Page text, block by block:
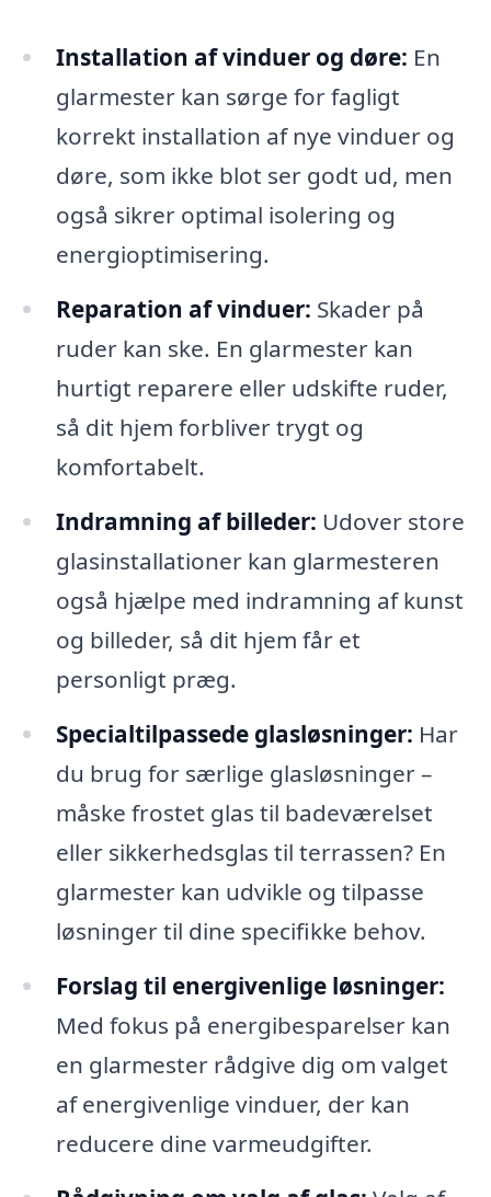
Installation af vinduer og døre: En
glarmester kan sørge for fagligt
korrekt installation af nye vinduer og
døre, som ikke blot ser godt ud, men
også sikrer optimal isolering og
energioptimisering.
Reparation af vinduer: Skader på
ruder kan ske. En glarmester kan
hurtigt reparere eller udskifte ruder,
så dit hjem forbliver trygt og
komfortabelt.
Indramning af billeder: Udover store
glasinstallationer kan glarmesteren
også hjælpe med indramning af kunst
og billeder, så dit hjem får et
personligt præg.
Specialtilpassede glasløsninger: Har
du brug for særlige glasløsninger –
måske frostet glas til badeværelset
eller sikkerhedsglas til terrassen? En
glarmester kan udvikle og tilpasse
løsninger til dine specifikke behov.
Forslag til energivenlige løsninger:
Med fokus på energibesparelser kan
en glarmester rådgive dig om valget
af energivenlige vinduer, der kan
reducere dine varmeudgifter.